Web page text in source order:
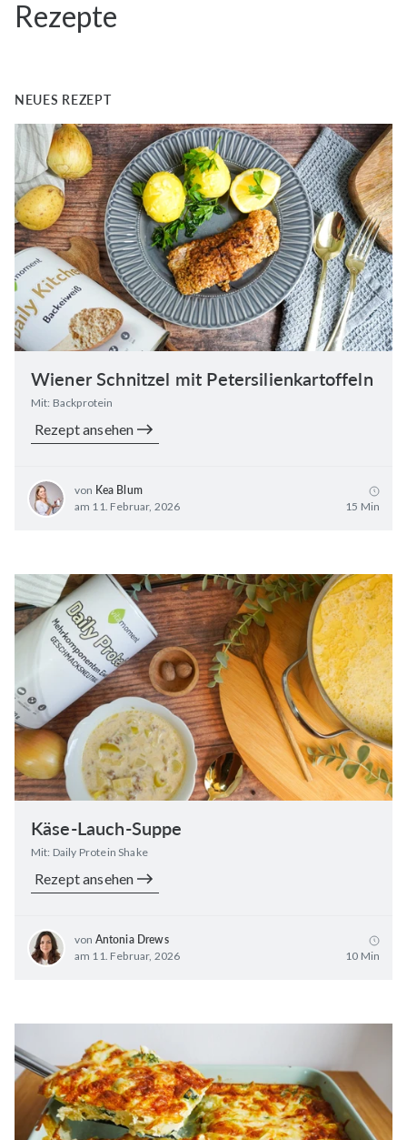
Rezepte
NEUES REZEPT
Wiener Schnitzel mit Petersilienkartoffeln
Mit: Backprotein
Rezept ansehen
von Kea Blum
am 11. Februar, 2026
15 Min
Käse-Lauch-Suppe
Mit: Daily Protein Shake
Rezept ansehen
von Antonia Drews
am 11. Februar, 2026
10 Min